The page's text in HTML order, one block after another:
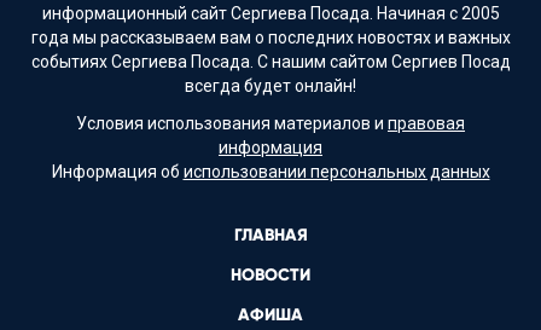
информационный сайт Сергиева Посада. Начиная с 2005
года мы рассказываем вам о последних новостях и важных
событиях Сергиева Посада. С нашим сайтом Сергиев Посад
всегда будет онлайн!
Условия использования материалов и правовая
информация
Информация об использовании персональных данных
ГЛАВНАЯ
НОВОСТИ
АФИША